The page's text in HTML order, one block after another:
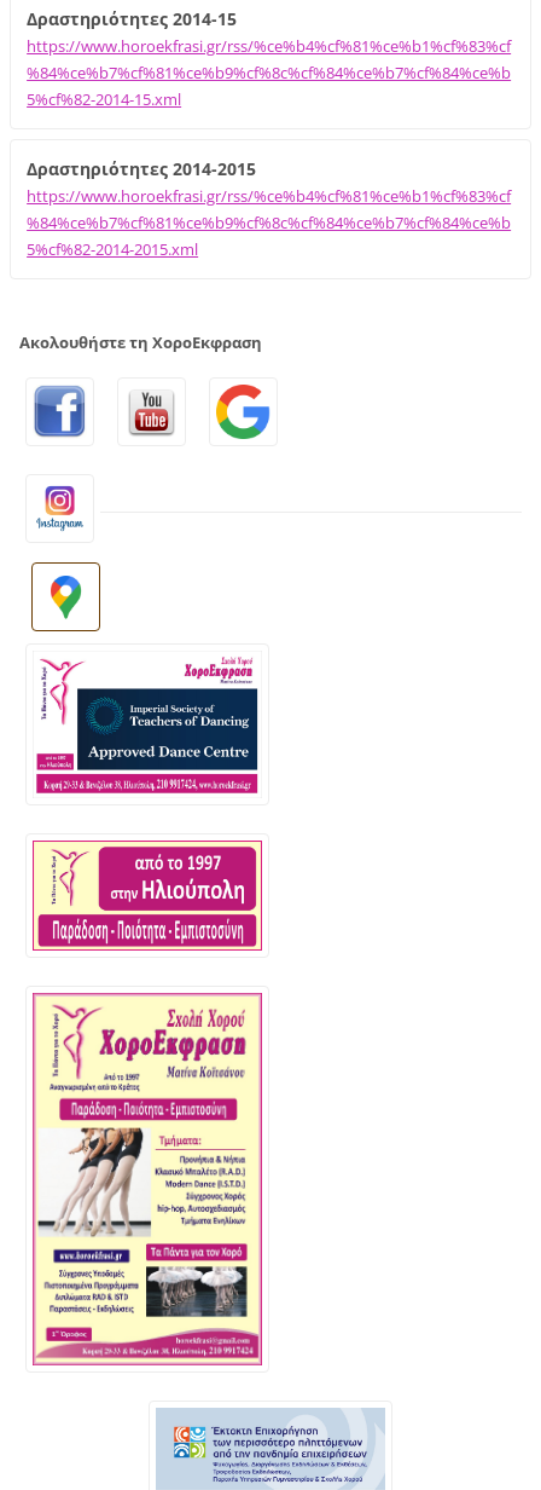
Δραστηριότητες 2014-15
https://www.horoekfrasi.gr/rss/%ce%b4%cf%81%ce%b1%cf%83%cf
%84%ce%b7%cf%81%ce%b9%cf%8c%cf%84%ce%b7%cf%84%ce%b
5%cf%82-2014-15.xml
Δραστηριότητες 2014-2015
https://www.horoekfrasi.gr/rss/%ce%b4%cf%81%ce%b1%cf%83%cf
%84%ce%b7%cf%81%ce%b9%cf%8c%cf%84%ce%b7%cf%84%ce%b
5%cf%82-2014-2015.xml
Ακολουθήστε τη ΧοροΕκφραση